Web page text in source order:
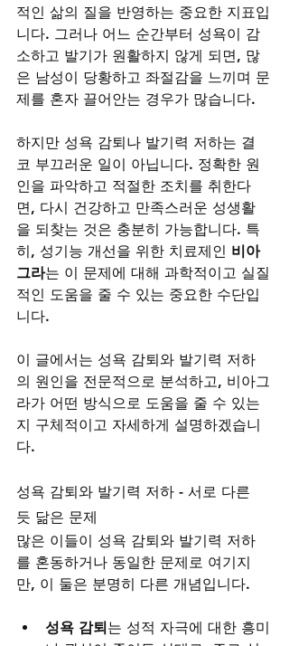
적인 삶의 질을 반영하는 중요한 지표입
니다. 그러나 어느 순간부터 성욕이 감
소하고 발기가 원활하지 않게 되면, 많
은 남성이 당황하고 좌절감을 느끼며 문
제를 혼자 끌어안는 경우가 많습니다.
하지만 성욕 감퇴나 발기력 저하는 결
코 부끄러운 일이 아닙니다. 정확한 원
인을 파악하고 적절한 조치를 취한다
면, 다시 건강하고 만족스러운 성생활
을 되찾는 것은 충분히 가능합니다. 특
히, 성기능 개선을 위한 치료제인 비아
그라는 이 문제에 대해 과학적이고 실질
적인 도움을 줄 수 있는 중요한 수단입
니다.
이 글에서는 성욕 감퇴와 발기력 저하
의 원인을 전문적으로 분석하고, 비아그
라가 어떤 방식으로 도움을 줄 수 있는
지 구체적이고 자세하게 설명하겠습니
다.
성욕 감퇴와 발기력 저하 - 서로 다른
듯 닮은 문제
많은 이들이 성욕 감퇴와 발기력 저하
를 혼동하거나 동일한 문제로 여기지
만, 이 둘은 분명히 다른 개념입니다.
성욕 감퇴는 성적 자극에 대한 흥미